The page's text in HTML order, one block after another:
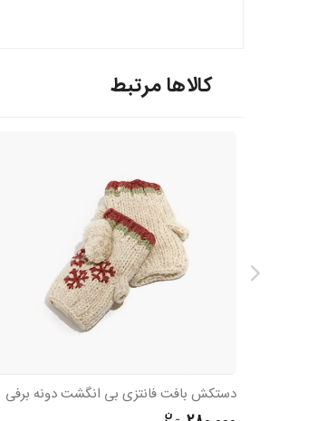
کالاها مرتبط
دستکش بافت فانتزی بی انگشت دونه برفی